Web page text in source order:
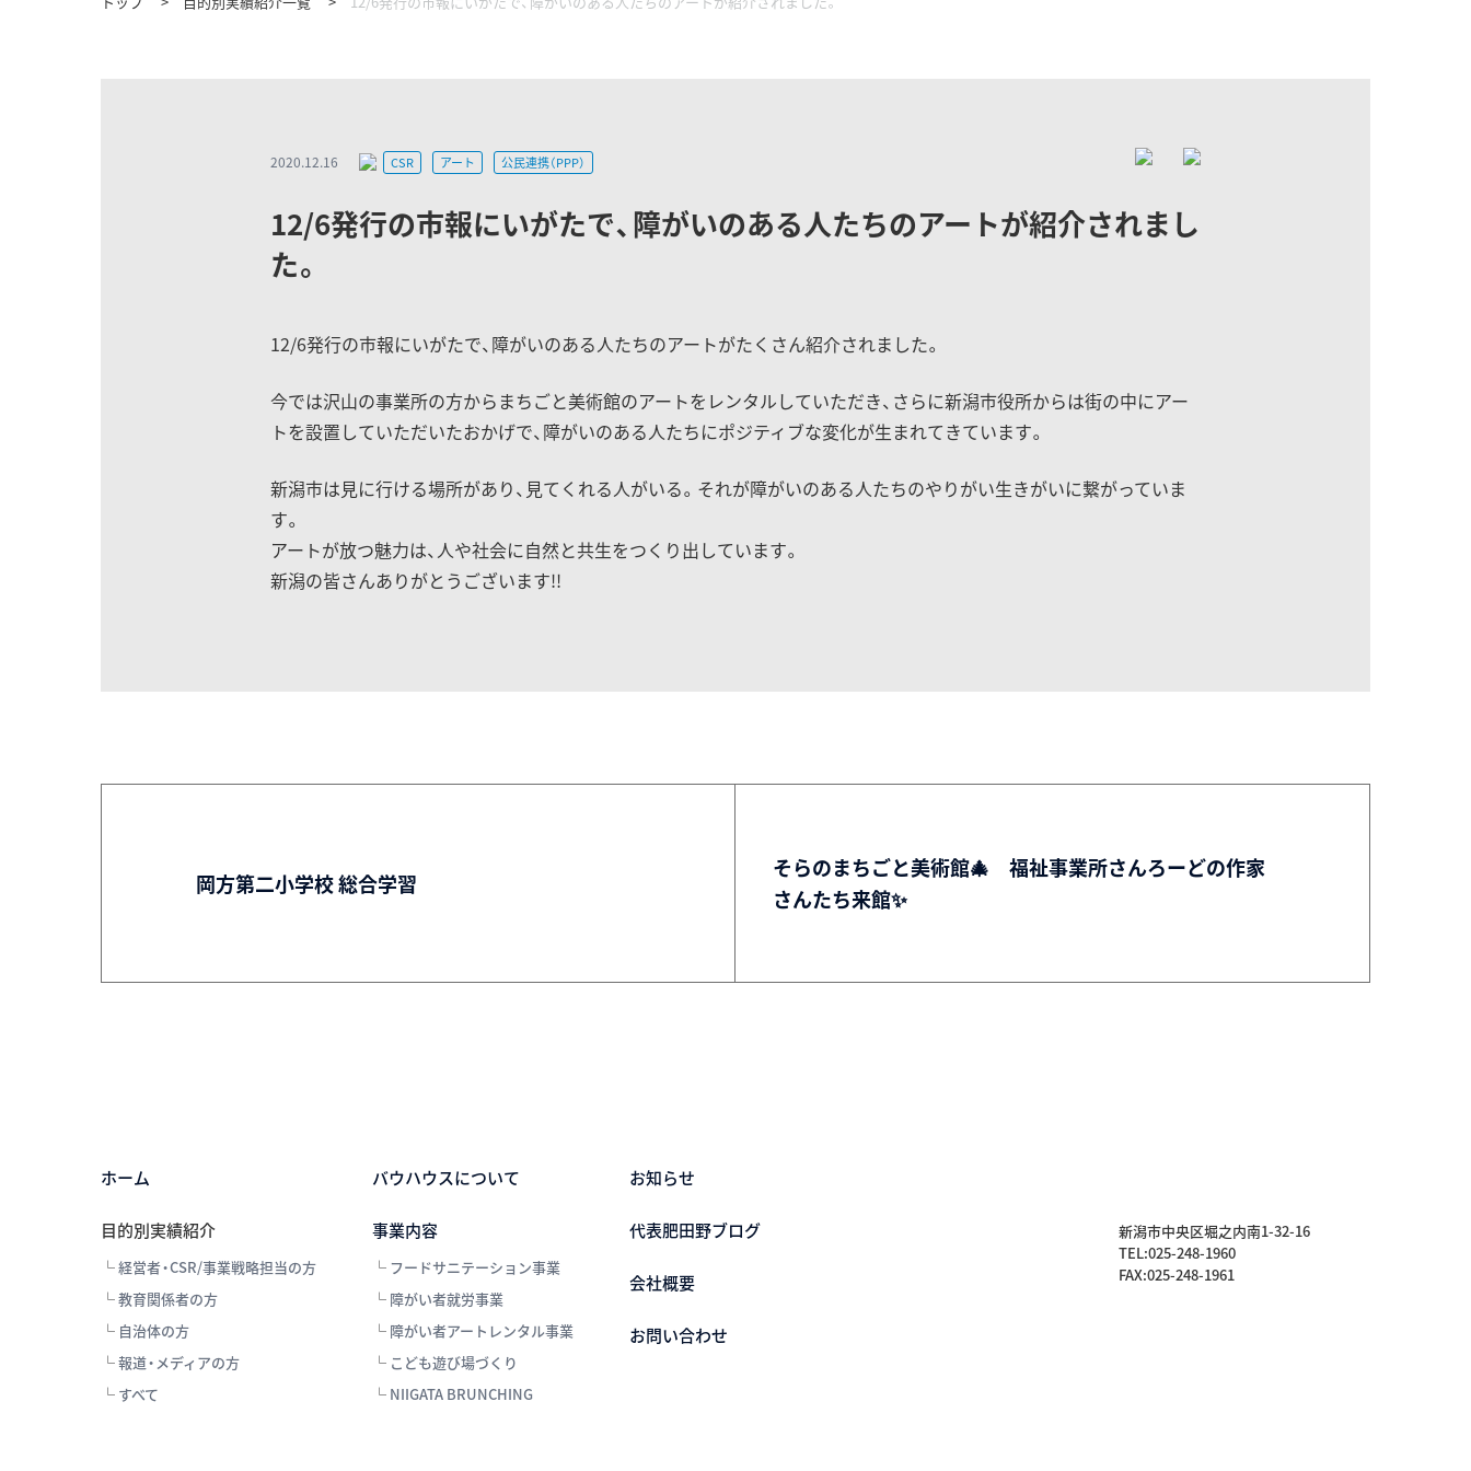
2020.12.16 CSR アート 公民連携（PPP）
12/6発行の市報にいがたで、障がいのある人たちのアートが紹介されまし
た。
12/6発行の市報にいがたで、障がいのある人たちのアートがたくさん紹介されました。
今では沢山の事業所の方からまちごと美術館のアートをレンタルしていただき、さらに新潟市役所からは街の中にアー
トを設置していただいたおかげで、障がいのある人たちにポジティブな変化が生まれてきています。
新潟市は見に行ける場所があり、見てくれる人がいる。それが障がいのある人たちのやりがい生きがいに繋がっていま
す。
アートが放つ魅力は、人や社会に自然と共生をつくり出しています。
新潟の皆さんありがとうございます!!
岡方第二小学校 総合学習
そらのまちごと美術館🎄 福祉事業所さんろーどの作家
さんたち来館✨
新潟市中央区堀之内南1-32-16
TEL:025-248-1960
FAX:025-248-1961
ホーム
目的別実績紹介
└経営者・CSR/事業戦略担当の方
└教育関係者の方
└ 自治体の方
└報道・メディアの方
└ すべて
バウハウスについて
事業内容
└ フードサニテーション事業
└ 障がい者就労事業
└ 障がい者アートレンタル事業
└ こども遊び場づくり
└ NIIGATA BRUNCHING
お知らせ
代表肥田野ブログ
会社概要
お問い合わせ